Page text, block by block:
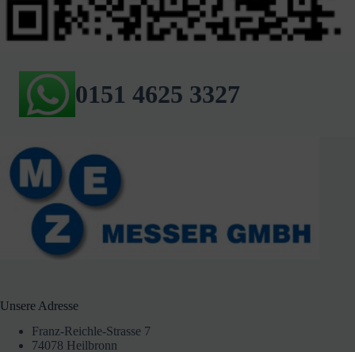
0151 4625 3327
Unsere Adresse
Franz-Reichle-Strasse 7
74078 Heilbronn